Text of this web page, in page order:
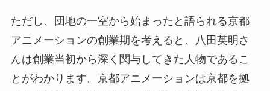
ただし、団地の一室から始まったと語られる京都
アニメーションの創業期を考えると、八田英明さ
んは創業当初から深く関与してきた人物であるこ
とがわかります。京都アニメーションは京都を拠